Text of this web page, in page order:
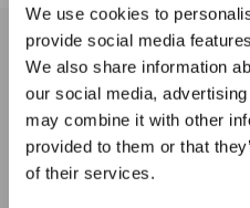
We use cookies to
provide social media
We also share information
our social media,
may combine it with other
provided to them or that
of their services.